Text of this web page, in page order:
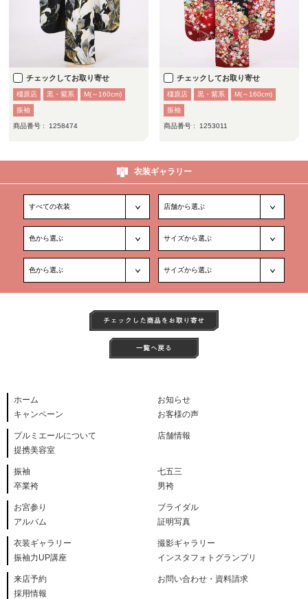
チェックしてお取り寄せ
橿原店 黒・紫系 M(～160cm)
振袖
商品番号 : 1258474
チェックしてお取り寄せ
橿原店 黒・紫系 M(～160cm)
振袖
商品番号 : 1253011
衣装ギャラリー
ホーム
お知らせ
キャンペーン
お客様の声
プルミエールについて
店舗情報
提携美容室
振袖
七五三
卒業袴
男袴
お宮参り
ブライダル
アルバム
証明写真
衣装ギャラリー
撮影ギャラリー
振袖力UP講座
インスタフォトグランプリ
来店予約
お問い合わせ・資料請求
採用情報